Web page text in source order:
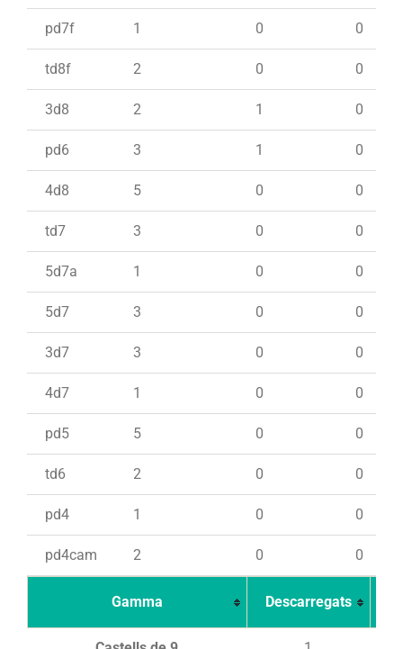
pd7f 1 0 0
td8f 2 0 0
3d8 2 1 0
pd6 3 1 0
4d8 5 0 0
td7 3 0 0
5d7a 1 0 0
5d7 3 0 0
3d7 3 0 0
4d7 1 0 0
pd5 5 0 0
td6 2 0 0
pd4 1 0 0
pd4cam 2 0 0
Gamma Descarregats